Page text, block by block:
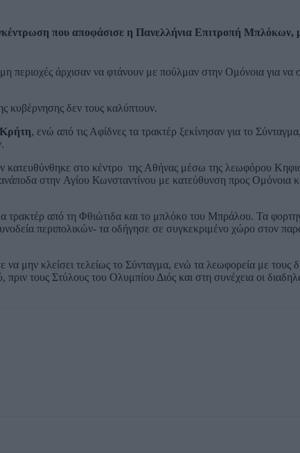
που αποφάσισε η Πανελλήνια Επιτροπή Μπλόκων,
περιοχές άρχισαν να φτάνουν με πούλμαν στην Ομόνοια για να
κυβέρνησης δεν τους καλύπτουν.
, ενώ από τις Αφίδνες τα τρακτέρ ξεκίνησαν για το
κατευθύνθηκε στο κέντρο της Αθήνας μέσω της λεωφόρου
στην Αγίου Κωνσταντίνου με κατεύθυνση προς Ομόνοια
τρακτέρ από τη Φθιώτιδα και το μπλόκο του Μπράλου. Τα
περιπολικών- τα οδήγησε σε συγκεκριμένο χώρο στον
μην κλείσει τελείως το Σύνταγμα, ενώ τα λεωφορεία με τους
τους Στύλους του Ολυμπίου Διός και στη συνέχεια οι